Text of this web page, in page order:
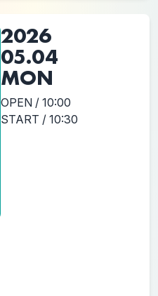
2026
05.04
MON
OPEN / 10:00
START / 10:30